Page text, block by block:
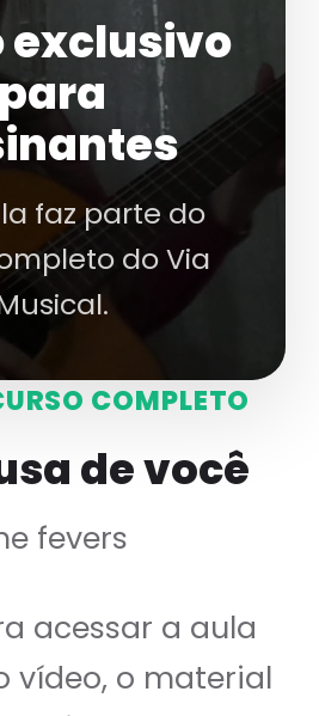
exclusivo
para
faz parte do
do Via
COMPLETO
de você
fevers
acessar a aula
vídeo, o material